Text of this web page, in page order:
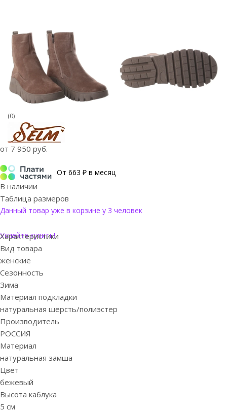
(0)
от 7 950 руб.
От 663 ₽ в месяц
В наличии
Таблица размеров
Данный товар уже в корзине у 3 человек
Успейте купить!
Характеристики
Вид товара
женские
Сезонность
Зима
Материал подкладки
натуральная шерсть/полиэстер
Производитель
РОССИЯ
Материал
натуральная замша
Цвет
бежевый
Высота каблука
5 см